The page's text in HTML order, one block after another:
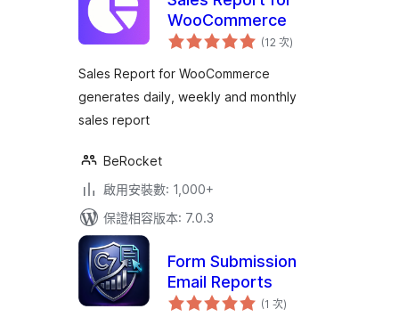
WooCommerce
(12 次評
分)
Sales Report for WooCommerce
generates daily, weekly and monthly
sales report
BeRocket
啟用安裝數: 1,000+
保證相容版本: 7.0.3
Form Submission
Email Reports
(1 次評
分)